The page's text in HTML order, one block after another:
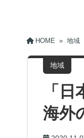
HOME » 地域
地域
「
海外